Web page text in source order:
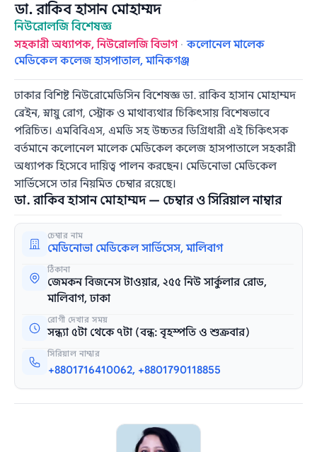
ডা. রাকিব হাসান মোহাম্মদ
নিউরোলজি বিশেষজ্ঞ
সহকারী অধ্যাপক, নিউরোলজি বিভাগ ·কলোনেল মালেক
মেডিকেল কলেজ হাসপাতাল, মানিকগঞ্জ
ঢাকার বিশিষ্ট নিউরোমেডিসিন বিশেষজ্ঞ ডা. রাকিব হাসান মোহাম্মদ
ব্রেইন, স্নায়ু রোগ, স্ট্রোক ও মাথাব্যথার চিকিৎসায় বিশেষভাবে
পরিচিত। এমবিবিএস, এমডি সহ উচ্চতর ডিগ্রিধারী এই চিকিৎসক
বর্তমানে কলোনেল মালেক মেডিকেল কলেজ হাসপাতালে সহকারী
অধ্যাপক হিসেবে দায়িত্ব পালন করছেন। মেডিনোভা মেডিকেল
সার্ভিসেসে তার নিয়মিত চেম্বার রয়েছে।
ডা. রাকিব হাসান মোহাম্মদ — চেম্বার ও সিরিয়াল নাম্বার
চেম্বার নাম
মেডিনোভা মেডিকেল সার্ভিসেস, মালিবাগ
ঠিকানা
জেমকন বিজনেস টাওয়ার, ২৫৫ নিউ সার্কুলার রোড,
মালিবাগ, ঢাকা
রোগী দেখার সময়
সন্ধ্যা ৫টা থেকে ৭টা (বন্ধ: বৃহস্পতি ও শুক্রবার)
সিরিয়াল নাম্বার
+8801716410062, +8801790118855